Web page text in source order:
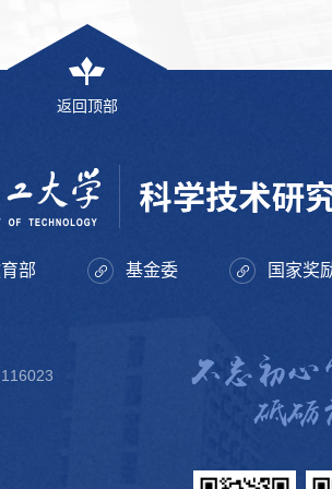
返回顶部
部 基金委 国家奖